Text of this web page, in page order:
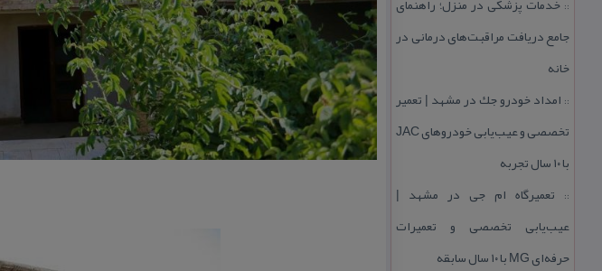
::
جامع دریافت مراقبت‌های درمانی در
خانه
:: امداد خودرو جك در مشهد | تعمیر
تخصصی و عیب‌یابی خودروهای JAC
با ۱۰ سال تجربه
:: تعمیرگاه ام جی در مشهد |
عیب‌یابی تخصصی و تعمیرات
حرفه‌ای MG با ۱۰ سال سابقه